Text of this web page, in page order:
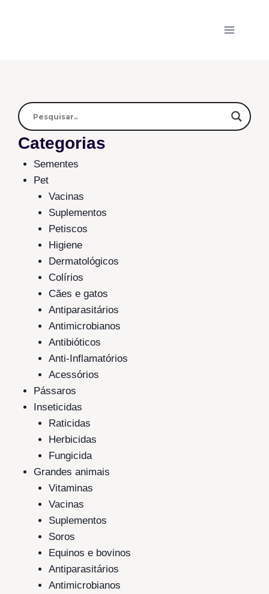
Categorias
Sementes
Pet
Vacinas
Suplementos
Petiscos
Higiene
Dermatológicos
Colírios
Cães e gatos
Antiparasitários
Antimicrobianos
Antibióticos
Anti-Inflamatórios
Acessórios
Pássaros
Inseticidas
Raticidas
Herbicidas
Fungicida
Grandes animais
Vitaminas
Vacinas
Suplementos
Soros
Equinos e bovinos
Antiparasitários
Antimicrobianos